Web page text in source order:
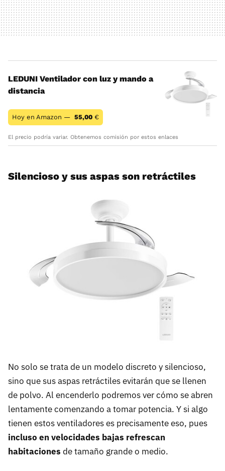
LEDUNI Ventilador con luz y mando a
distancia
Hoy en Amazon — 55,00 €
El precio podría variar. Obtenemos comisión por estos enlaces
Silencioso y sus aspas son retráctiles
No solo se trata de un modelo discreto y silencioso,
sino que sus aspas retráctiles evitarán que se llenen
de polvo. Al encenderlo podremos ver cómo se abren
lentamente comenzando a tomar potencia. Y si algo
tienen estos ventiladores es precisamente eso, pues
incluso en velocidades bajas refrescan
habitaciones de tamaño grande o medio.